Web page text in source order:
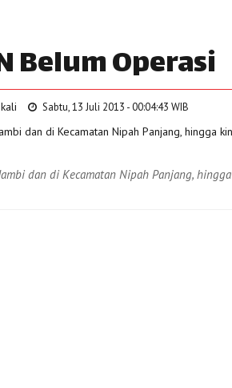
Belum Operasi
Sabtu, 13 Juli 2013 - 00:04:43 WIB
dan di Kecamatan Nipah Panjang, hingga